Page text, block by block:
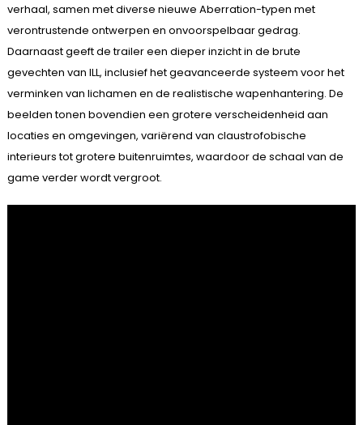
verhaal, samen met diverse nieuwe Aberration-typen met
verontrustende ontwerpen en onvoorspelbaar gedrag.
Daarnaast geeft de trailer een dieper inzicht in de brute
gevechten van ILL, inclusief het geavanceerde systeem voor het
verminken van lichamen en de realistische wapenhantering. De
beelden tonen bovendien een grotere verscheidenheid aan
locaties en omgevingen, variërend van claustrofobische
interieurs tot grotere buitenruimtes, waardoor de schaal van de
game verder wordt vergroot.